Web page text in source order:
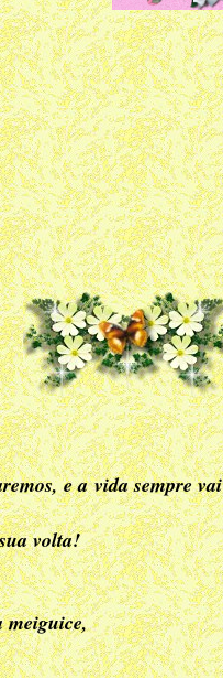
e a vida sempre vai
volta!
meiguice,